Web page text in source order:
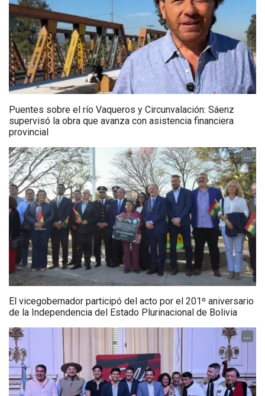
Puentes sobre el río Vaqueros y Circunvalación: Sáenz
supervisó la obra que avanza con asistencia financiera
provincial
...
El vicegobernador participó del acto por el 201º aniversario
de la Independencia del Estado Plurinacional de Bolivia
...